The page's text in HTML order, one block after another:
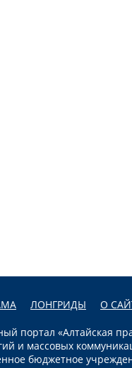
ЛОНГРИДЫ О
портал «Алтайская
и массовых
бюджетное